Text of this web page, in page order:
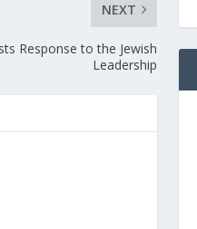
NEXT
Response to the Jewish
Leadership